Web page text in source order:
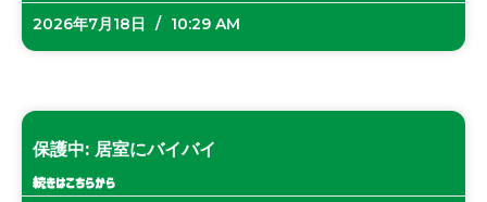
2026年7月18日 10:29 AM
保護中: 居室にバイバイ
続きはこちらから